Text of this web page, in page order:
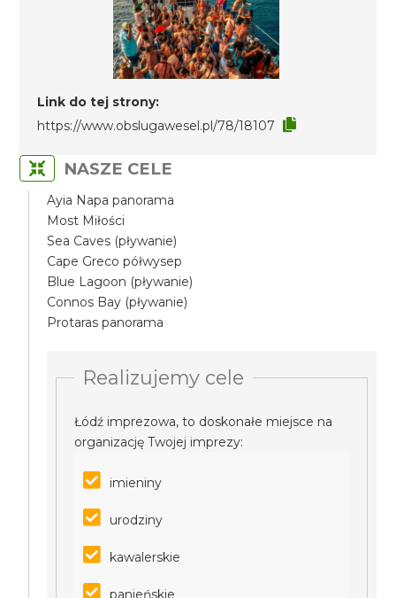
Link do tej strony:
https://www.obslugawesel.pl/78/18107
NASZE CELE
Ayia Napa panorama
Most Miłości
Sea Caves (pływanie)
Cape Greco półwysep
Blue Lagoon (pływanie)
Connos Bay (pływanie)
Protaras panorama
Realizujemy cele
Łódź imprezowa, to doskonałe miejsce na
organizację Twojej imprezy:
imieniny
urodziny
kawalerskie
panieńskie